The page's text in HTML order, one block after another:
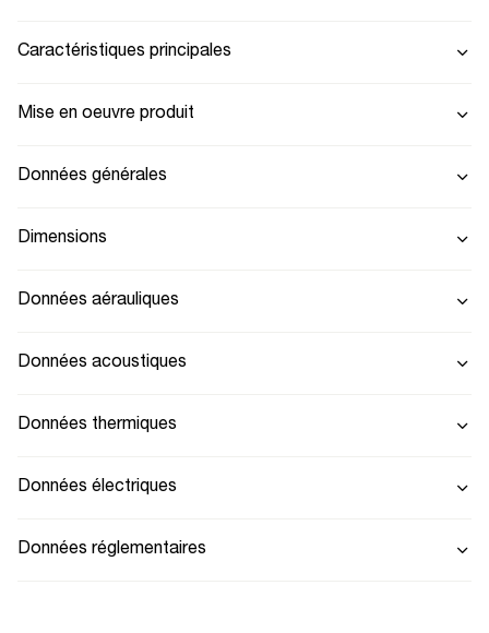
Caractéristiques principales
Mise en oeuvre produit
Données générales
Dimensions
Données aérauliques
Données acoustiques
Données thermiques
Données électriques
Données réglementaires